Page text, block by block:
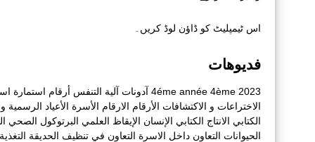
اس ٹیمپلیٹ کو ڈاؤن لوڈ کریں۔
فديوهات
2023
4ème
4éme année آدونات آلية التنفس أرقام استمارة
الاختراعات و الاكتشافات الأرقام الارقام الأسرة الأعياد الرسمية و
الكتابي الانتاج الكتابي الإنسان الإيقاظ العلمي البرتوكول الصحي
الحيوانات التعاون داخل الاسرة التعاون في تنظيف الحديقة التغذية